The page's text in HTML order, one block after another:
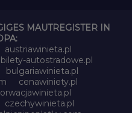
MAUTREGISTER IN
austriawinieta.pl
bilety-autostradowe.pl
bulgariawinieta.pl
cenawiniety.pl
czechywinieta.pl